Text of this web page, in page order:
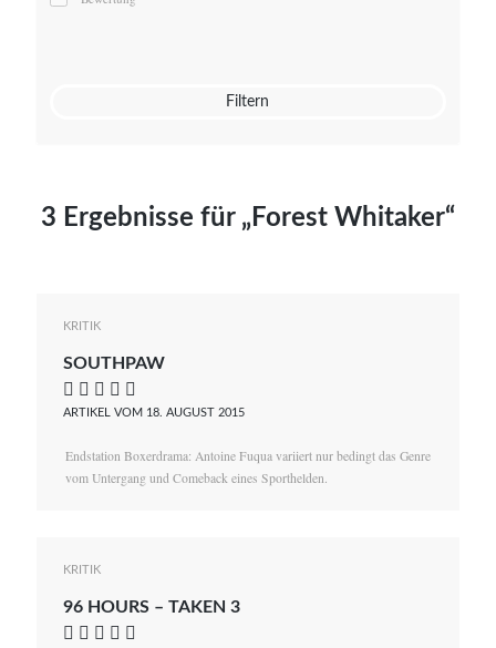
Mato von Vogelstein
Filtern
3 Ergebnisse für „Forest Whitaker“
KRITIK
SOUTHPAW
    
ARTIKEL VOM 18. AUGUST 2015
Endstation Boxerdrama: Antoine Fuqua variiert nur bedingt das Genre
vom Untergang und Comeback eines Sporthelden.
KRITIK
96 HOURS – TAKEN 3
    